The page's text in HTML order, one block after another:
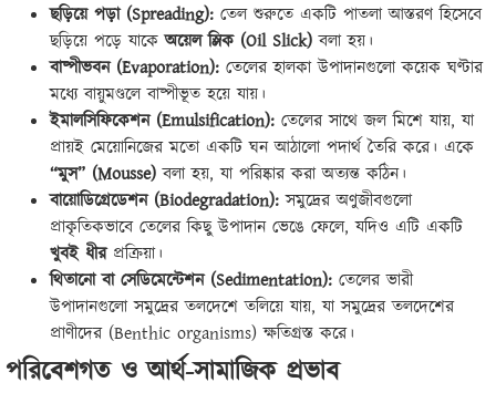
ছড়িয়ে পড়া (Spreading): তেল শুরুতে একটি পাতলা আস্তরণ হিসেবে
ছড়িয়ে পড়ে যাকেঅয়েল স্লিক (Oil Slick) বলা হয়।
বাষ্পীভবন (Evaporation): তেলের হালকা উপাদানগুলো কয়েক ঘণ্টার
মধ্যে বায়ুমণ্ডলে বাষ্পীভূত হয়ে যায়।
ইমালসিফিকেশন (Emulsification): তেলের সাথে জল মিশে যায়, যা
প্রায়ই মেয়োনিজের মতো একটি ঘন আঠালো পদার্থ তৈরি করে। একে
“মুস” (Mousse) বলা হয়, যা পরিষ্কার করা অত্যন্ত কঠিন।
বায়োডিগ্রেডেশন (Biodegradation): সমুদ্রের অণুজীবগুলো
প্রাকৃতিকভাবে তেলের কিছু উপাদান ভেঙে ফেলে, যদিও এটি একটি
খুবই ধীরপ্রক্রিয়া।
থিতানো বা সেডিমেন্টেশন (Sedimentation): তেলের ভারী
উপাদানগুলো সমুদ্রের তলদেশে তলিয়ে যায়, যা সমুদ্রের তলদেশের
প্রাণীদের (Benthic organisms) ক্ষতিগ্রস্ত করে।
পরিবেশগত ও আর্থ-সামাজিক প্রভাব